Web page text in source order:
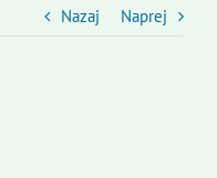
Nazaj Naprej